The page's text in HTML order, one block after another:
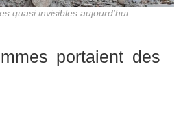
quasi invisibles aujourd’hui
portaient des